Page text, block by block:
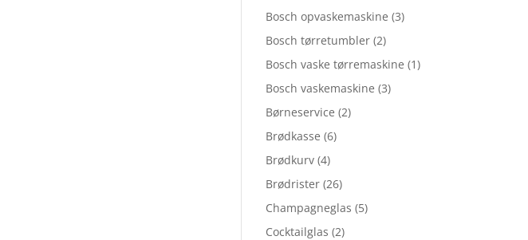
Bosch opvaskemaskine (3)
Bosch tørretumbler (2)
Bosch vaske tørremaskine (1)
Bosch vaskemaskine (3)
Børneservice (2)
Brødkasse (6)
Brødkurv (4)
Brødrister (26)
Champagneglas (5)
Cocktailglas (2)